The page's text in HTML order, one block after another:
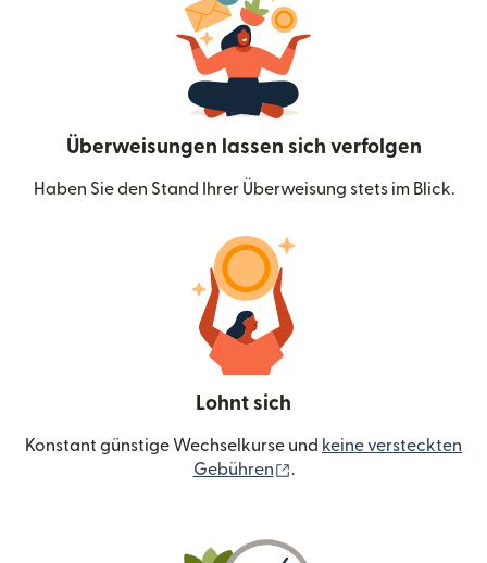
Überweisungen lassen sich verfolgen
Haben Sie den Stand Ihrer Überweisung stets im Blick.
Lohnt sich
Konstant günstige Wechselkurse und keine versteckten
Gebühren
.